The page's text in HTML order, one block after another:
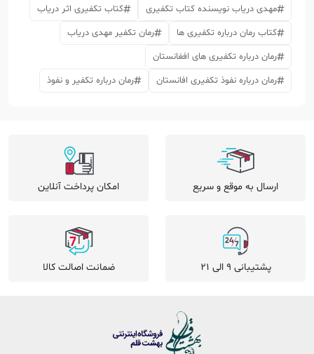
مهدی دریاب نویسنده کتاب تکفیری
کتاب تکفیری اثر دریاب
کتاب رمان درباره تکفیری ها
رمان تکفیر مهدی دریاب
رمان درباره تکفیری های افغانستان
رمان درباره نفوذ تکفیری افانستان
رمان درباره تکفیر و نفوذ
ارسال به موقع و سریع امکان پرداخت آنلاین
پشتیبانی 9 الی 21 ضمانت اصالت کالا